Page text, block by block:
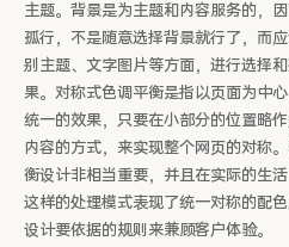
主题。背景是为主题和内容服务的，
孤行，不是随意选择背景就行了，而
别主题、文字图片等方面，进行选择
果。对称式色调平衡是指以页面为中
统一的效果，只要在小部分的位置略
内容的方式，来实现整个网页的对称
衡设计非相当重要，并且在实际的生
这样的处理模式表现了统一对称的配
设计要依据的规则来兼顾客户体验。